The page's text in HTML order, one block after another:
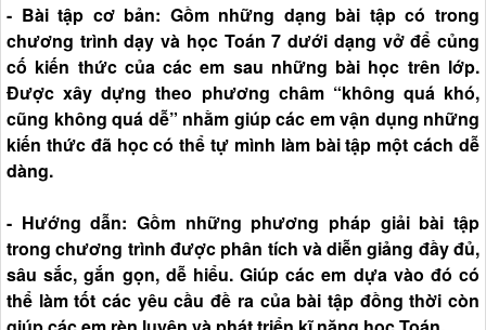
- Bài tập cơ bản: Gồm những dạng bài tập có trong
chương trình dạy và học Toán 7 dưới dạng vở để củng
cố kiến thức của các em sau những bài học trên lớp.
Được xây dựng theo phương châm “không quá khó,
cũng không quá dễ” nhằm giúp các em vận dụng những
kiến thức đã học có thể tự mình làm bài tập một cách dễ
dàng.
- Hướng dẫn: Gồm những phương pháp giải bài tập
trong chương trình được phân tích và diễn giảng đầy đủ,
sâu sắc, gắn gọn, dễ hiểu. Giúp các em dựa vào đó có
thể làm tốt các yêu cầu đề ra của bài tập đồng thời còn